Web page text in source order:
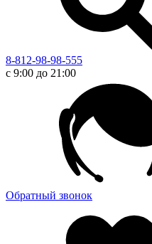
8-812-98-98-555
с 9:00 до 21:00
Обратный звонок